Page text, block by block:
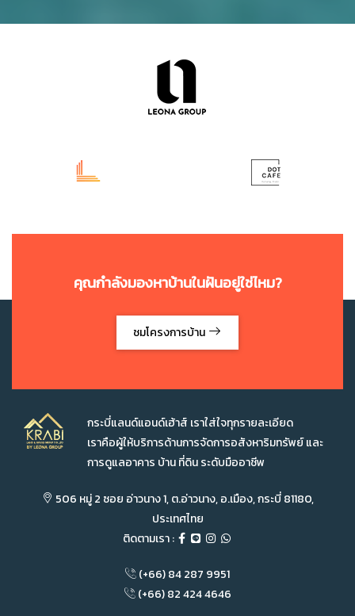
คุณกำลังมองหาบ้านในฝันอยู่ใช่ไหม?
ชมโครงการบ้าน
กระบี่แลนด์แอนด์เฮ้าส์ เราใส่ใจทุกรายละเอียด
เราคือผู้ให้บริการด้านการจัดการอสังหาริมทรัพย์ และ
การดูแลอาคาร บ้าน ที่ดิน ระดับมืออาชีพ
506 หมู่ 2 ซอย อ่าวนาง 1, ต.อ่าวนาง, อ.เมือง, กระบี่ 81180,
ประเทศไทย
ติดตามเรา :
(+66) 84 287 9951
(+66) 82 424 4646